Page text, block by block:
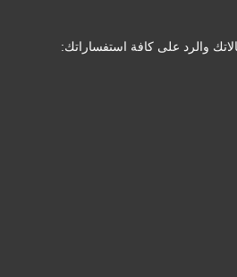
والرد على كافة استفساراتك: